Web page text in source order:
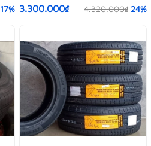
17% 3.300.000₫ 4.320.000₫ 24%